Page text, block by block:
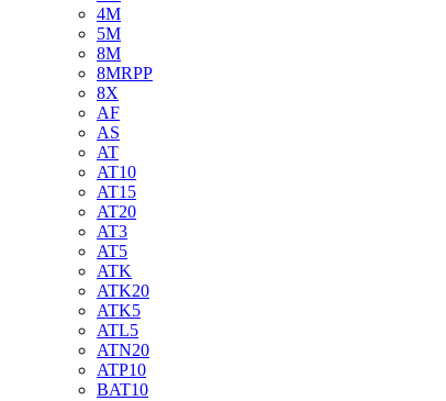
4M
5M
8M
8MRPP
8X
AF
AS
AT
AT10
AT15
AT20
AT3
AT5
ATK
ATK20
ATK5
ATL5
ATN20
ATP10
BAT10